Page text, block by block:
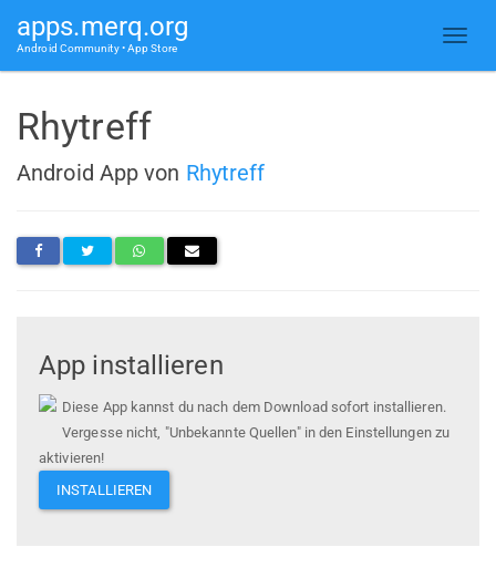
apps.merq.org
Android Community • App Store
Rhytreff
Android App von Rhytreff
App installieren
Diese App kannst du nach dem Download sofort installieren.
Vergesse nicht, "Unbekannte Quellen" in den Einstellungen zu
aktivieren!
INSTALLIEREN